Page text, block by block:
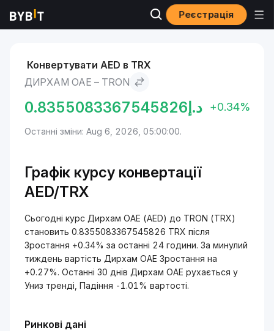
Реєстрація
Ринки Дирхам ОАЕ to TRON
Конвертувати AED в TRX
ДИРХАМ ОАЕ – TRON
د.إ0.8355083367545826 +0.34%
Останні зміни: Aug 6, 2026, 05:00:00.
Графік курсу конвертації
AED/TRX
Сьогодні курс Дирхам ОАЕ (AED) до TRON (TRX)
становить 0.8355083367545826 TRX після
Зростання +0.34% за останні 24 години. За минулий
тиждень вартість Дирхам ОАЕ Зростання на
+0.27%. Останні 30 днів Дирхам ОАЕ рухається у
Униз тренді, Падіння -1.01% вартості.
Ринкові дані